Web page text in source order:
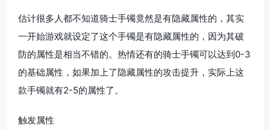
估计很多人都不知道骑士手镯竟然是有隐藏属性的，其实
一开始游戏就设定了这个手镯是有隐藏属性的，因为其破
防的属性是相当不错的。热情还有的骑士手镯可以达到0-3
的基础属性，如果加上了隐藏属性的攻击提升，实际上这
款手镯就有2-5的属性了。
触发属性